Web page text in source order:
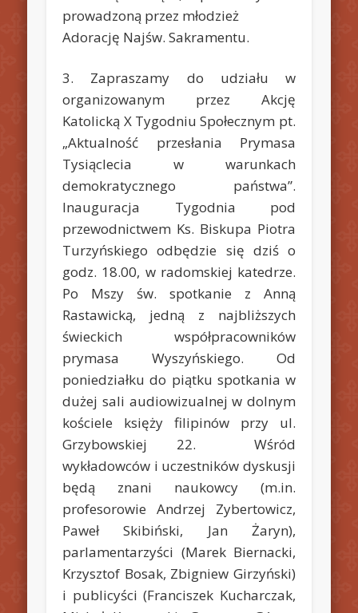
prowadzoną przez młodzież
Adorację Najśw. Sakramentu.
3. Zapraszamy do udziału w
organizowanym przez Akcję
Katolicką X Tygodniu Społecznym pt.
„Aktualność przesłania Prymasa
Tysiąclecia w warunkach
demokratycznego państwa”.
Inauguracja Tygodnia pod
przewodnictwem Ks. Biskupa Piotra
Turzyńskiego odbędzie się dziś o
godz. 18.00, w radomskiej katedrze.
Po Mszy św. spotkanie z Anną
Rastawicką, jedną z najbliższych
świeckich współpracowników
prymasa Wyszyńskiego. Od
poniedziałku do piątku spotkania w
dużej sali audiowizualnej w dolnym
kościele księży filipinów przy ul.
Grzybowskiej 22. Wśród
wykładowców i uczestników dyskusji
będą znani naukowcy (m.in.
profesorowie Andrzej Zybertowicz,
Paweł Skibiński, Jan Żaryn),
parlamentarzyści (Marek Biernacki,
Krzysztof Bosak, Zbigniew Girzyński)
i publicyści (Franciszek Kucharczak,